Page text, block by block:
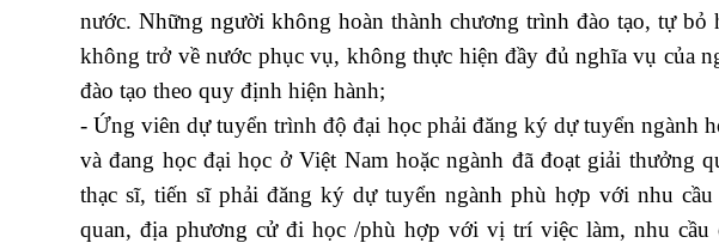
nước. Những người không hoàn thành chương trình đào tạo, tự
không trở về nước phục vụ, không thực hiện đầy đủ nghĩa vụ của
đào tạo theo quy định hiện hành;
- Ứng viên dự tuyển trình độ đại học phải đăng ký dự tuyển ngành
và đang học đại học ở Việt Nam hoặc ngành đã đoạt giải thưởng
thạc sĩ, tiến sĩ phải đăng ký dự tuyển ngành phù hợp với nhu
quan, địa phương cử đi học /phù hợp với vị trí việc làm, nhu cầu